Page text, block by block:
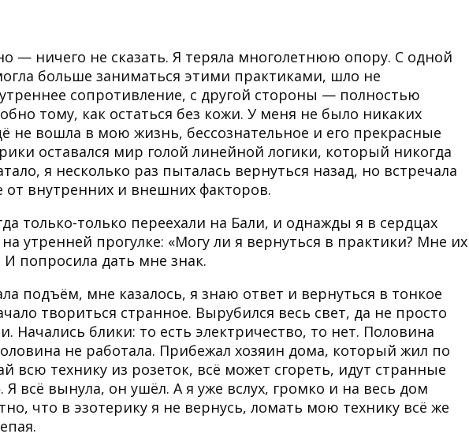
— ничего не сказать. Я теряла многолетнюю опору. С одной
больше заниматься этими практиками, шло не
сопротивление, с другой стороны — полностью
тому, как остаться без кожи. У меня не было никаких
не вошла в мою жизнь, бессознательное и его прекрасные
оставался мир голой линейной логики, который никогда
я несколько раз пыталась вернуться назад, но встречала
внутренних и внешних факторов.
только-только переехали на Бали, и однажды я в сердцах
утренней прогулке: «Могу ли я вернуться в практики? Мне их
попросила дать мне знак.
подъём, мне казалось, я знаю ответ и вернуться в тонкое
твориться странное. Вырубился весь свет, да не просто
Начались блики: то есть электричество, то нет. Половина
не работала. Прибежал хозяин дома, который жил по
всю технику из розеток, всё может сгореть, идут странные
Я всё вынула, он ушёл. А я уже вслух, громко и на весь дом
что в эзотерику я не вернусь, ломать мою технику всё же